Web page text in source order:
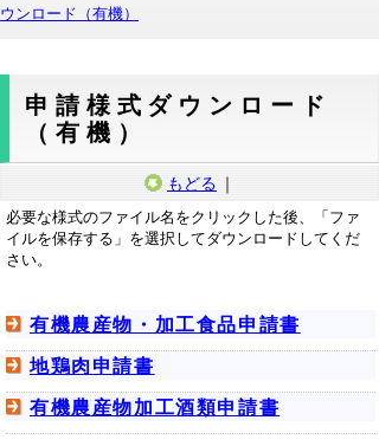
ウンロード（有機）
申請様式ダウンロード
（有機）
もどる ｜
必要な様式のファイル名をクリックした後、「ファ
イルを保存する」を選択してダウンロードしてくだ
さい。
有機農産物・加工食品申請書
地鶏肉申請書
有機農産物加工酒類申請書